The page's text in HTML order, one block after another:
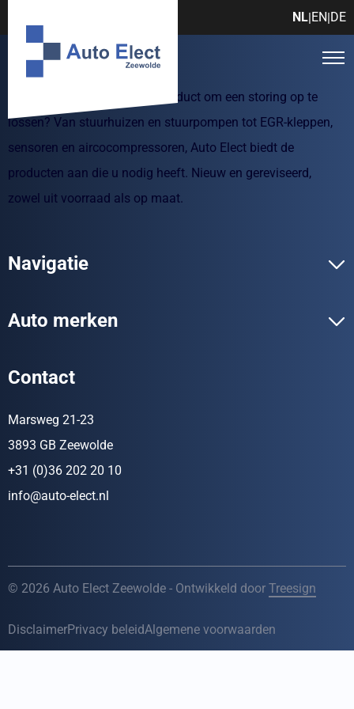
NL|EN|DE
Zoekt u een autotechnisch product om een storing op te
lossen? Van stuurhuizen en stuurpompen tot EGR-kleppen,
sensoren en aircocompressoren, Auto Elect biedt de
producten aan die u nodig heeft. Nieuw en gereviseerd,
zowel uit voorraad als op maat.
Navigatie
Auto merken
Contact
Marsweg 21-23
3893 GB Zeewolde
+31 (0)36 202 20 10
info@auto-elect.nl
© 2026 Auto Elect Zeewolde - Ontwikkeld door Treesign
DisclaimerPrivacy beleidAlgemene voorwaarden